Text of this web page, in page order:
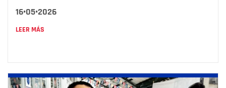
16•05•2026
LEER MÁS